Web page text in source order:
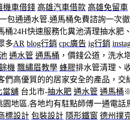
機車借錢 高雄汽車借款 高雄免留車
包通通水管.通馬桶免費諮詢一次
24H快速服務化糞池清理抽水肥、
多AR blog行銷 cpc廣告 ig行銷
通水管 通馬桶 ，價錢公道，洗水
機 飄繡眉教學 蜂膠排水管清理、
們高優質的的居家安全的產品，交
當舖 台北市-抽水肥 通水管 通馬桶
地區.各地均有駐點師傅一通電
標設計 包裝設計 隱形鐵窗 德州撲